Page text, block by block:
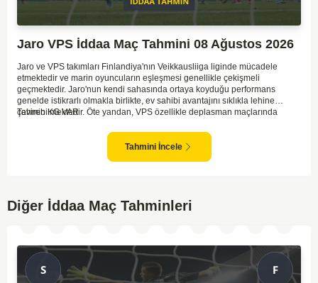
Jaro VPS İddaa Maç Tahmini 08 Ağustos 2026
Jaro ve VPS takımları Finlandiya'nın Veikkausliiga liginde mücadele
etmektedir ve marin oyuncuların eşleşmesi genellikle çekişmeli
geçmektedir. Jaro'nun kendi sahasında ortaya koyduğu performans
genelde istikrarlı olmakla birlikte, ev sahibi avantajını sıklıkla lehine
çevirebilmektedir. Öte yandan, VPS özellikle deplasman maçlarında
anlar yakalayabilmektedir. İki takım arasındaki tarihsel rekabet dikkate
alındığında, maçın dengede geçmesi olasıdır ve her iki tarafın da gol
şansı bulunmaktadır. Özellikle Jaro'nun savunma zaafları ve VPS'nin hızlı
Tahmin KG VAR
Tahmini İncele
Diğer İddaa Maç Tahminleri